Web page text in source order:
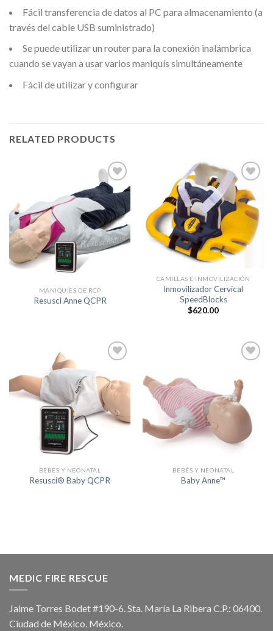
Fácil transferencia de datos al PC para almacenamiento (a
través del cable USB suministrado)
Se puede utilizar un router para la conexión inalámbrica
cuando se vayan a usar varios maniquís simultáneamente
Fácil de utilizar y configurar
RELATED PRODUCTS
+
Lista de
Deseos
MANIQUÍES DE RCP
Resusci Anne QCPR
+
Lista de
Deseos
CAMILLAS E INMOVILIZACIÓN
Inmovilizador Cervical
SpeedBlocks
$620.00
+
Lista de
Deseos
BEBÉS Y NEONATAL
Resusci® Baby QCPR
Lista de
Deseos
BEBÉS Y NEONATAL
Baby Anne™
MEDIC FIRE RESCUE
Jaime Torres Bodet #190-6. Sta. María La Ribera C.P.: 06400.
Ciudad de México. México.